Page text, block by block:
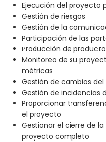
Ejecución del proyecto
Gestión de riesgos
Gestión de la
Participación de las
Producción de
Monitoreo de su
métricas
Gestión de cambios
Gestión de incidencias
Proporcionar
el proyecto
Gestionar el cierre de
proyecto completo